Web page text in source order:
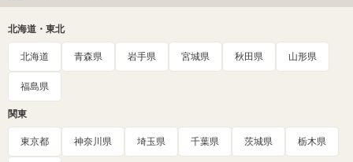
北海道・東北
北海道 青森県 岩手県 宮城県 秋田県 山形県
福島県
関東
東京都 神奈川県 埼玉県 千葉県 茨城県 栃木県